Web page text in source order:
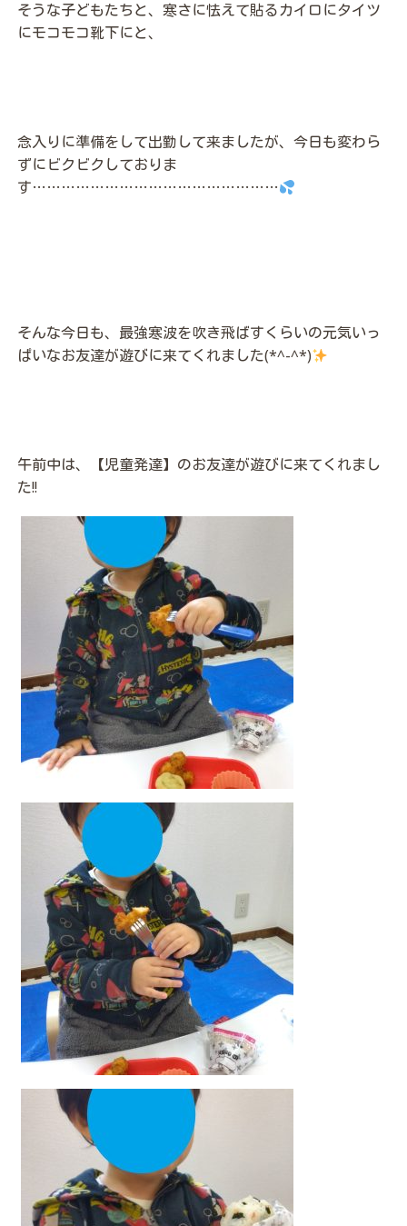
そうな子どもたちと、寒さに怯えて貼るカイロにタイツ
にモコモコ靴下にと、
念入りに準備をして出勤して来ましたが、今日も変わら
ずにビクビクしておりま
す……………………………………………
そんな今日も、最強寒波を吹き飛ばすくらいの元気いっ
ぱいなお友達が遊びに来てくれました(*^-^*)
午前中は、【児童発達】のお友達が遊びに来てくれまし
た!!